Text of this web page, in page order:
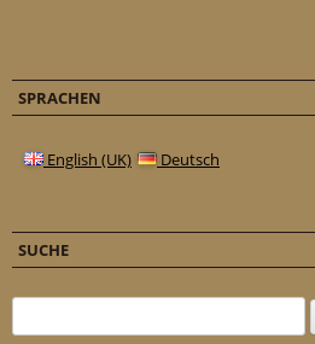
SPRACHEN
English (UK) Deutsch
SUCHE